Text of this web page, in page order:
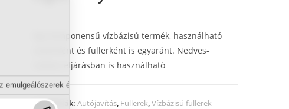
Egy komponensű vízbázisú termék, használható
sealerként és füllerként is egyaránt. Nedves-
nedves eljárásban is használható
Kategóriák:Autójavítás, Füllerek,Vízbázisú füllerek
és diszpergálószerek terén?